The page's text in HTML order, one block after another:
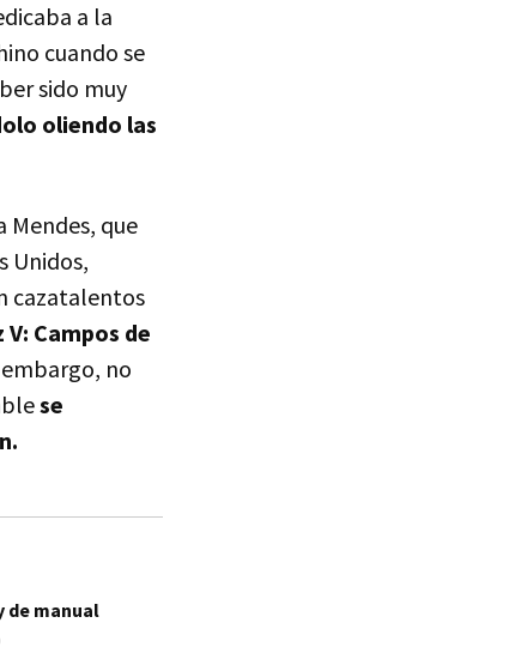
a la
cuando se
sido muy
oliendo las
Mendes, que
Unidos,
cazatalentos
Campos de
no
se
de manual